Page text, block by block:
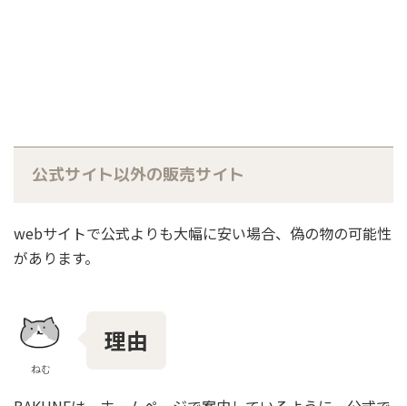
公式サイト以外の販売サイト
webサイトで公式よりも大幅に安い場合、偽の物の可能性
があります。
ねむ
理由